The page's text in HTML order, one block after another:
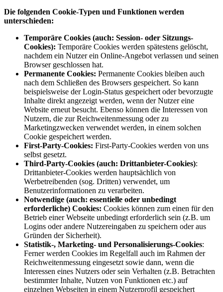
Die folgenden Cookie-Typen und Funktionen werden
unterschieden:
Temporäre Cookies (auch: Session- oder Sitzungs-
Cookies): Temporäre Cookies werden spätestens gelöscht,
nachdem ein Nutzer ein Online-Angebot verlassen und seinen
Browser geschlossen hat.
Permanente Cookies: Permanente Cookies bleiben auch
nach dem Schließen des Browsers gespeichert. So kann
beispielsweise der Login-Status gespeichert oder bevorzugte
Inhalte direkt angezeigt werden, wenn der Nutzer eine
Website erneut besucht. Ebenso können die Interessen von
Nutzern, die zur Reichweitenmessung oder zu
Marketingzwecken verwendet werden, in einem solchen
Cookie gespeichert werden.
First-Party-Cookies: First-Party-Cookies werden von uns
selbst gesetzt.
Third-Party-Cookies (auch: Drittanbieter-Cookies):
Drittanbieter-Cookies werden hauptsächlich von
Werbetreibenden (sog. Dritten) verwendet, um
Benutzerinformationen zu verarbeiten.
Notwendige (auch: essentielle oder unbedingt
erforderliche) Cookies: Cookies können zum einen für den
Betrieb einer Webseite unbedingt erforderlich sein (z.B. um
Logins oder andere Nutzereingaben zu speichern oder aus
Gründen der Sicherheit).
Statistik-, Marketing- und Personalisierungs-Cookies:
Ferner werden Cookies im Regelfall auch im Rahmen der
Reichweitenmessung eingesetzt sowie dann, wenn die
Interessen eines Nutzers oder sein Verhalten (z.B. Betrachten
bestimmter Inhalte, Nutzen von Funktionen etc.) auf
einzelnen Webseiten in einem Nutzerprofil gespeichert